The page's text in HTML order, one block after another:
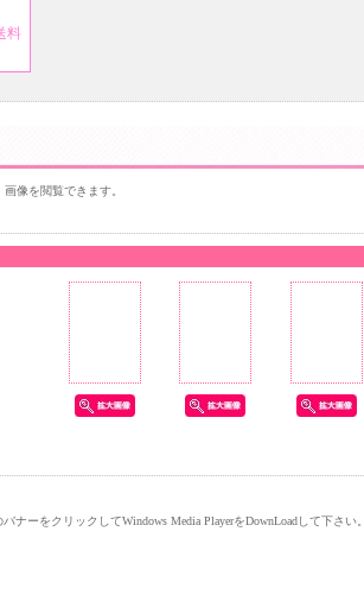
料
像を閲覧できます。
バナーをクリックしてWindows Media PlayerをDownLoadして下さい。